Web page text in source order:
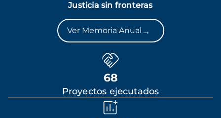
Justicia sin fronteras
Ver Memoria Anual →
68
Proyectos ejecutados